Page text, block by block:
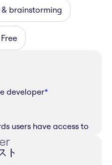
brainstorming
Free
developer*
users have access to
ト